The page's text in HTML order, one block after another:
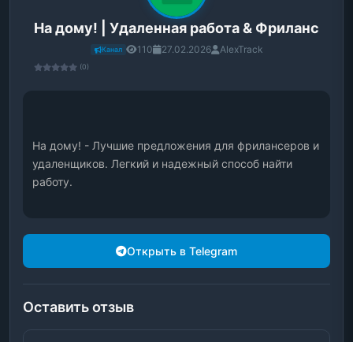
На дому! | Удаленная работа & Фриланс
Канал 110 27.02.2026 AlexTrack
(0)
На дому! - Лучшие предложения для фрилансеров и
удаленщиков. Легкий и надежный способ найти
работу.
Открыть в Telegram
Оставить отзыв